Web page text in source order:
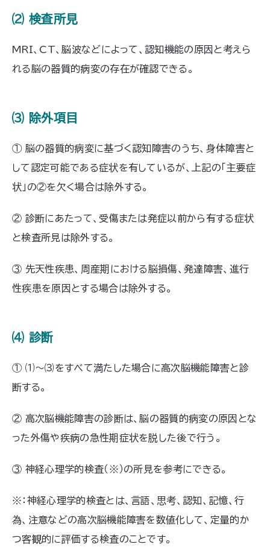
⑵ 検査所見
MRI、CT、脳波などによって、認知機能の原因と考えら
れる脳の器質的病変の存在が確認できる。
⑶ 除外項目
① 脳の器質的病変に基づく認知障害のうち、身体障害と
して認定可能である症状を有しているが、上記の「主要症
状」の②を欠く場合は除外する。
② 診断にあたって、受傷または発症以前から有する症状
と検査所見は除外する。
③ 先天性疾患、周産期における脳損傷、発達障害、進行
性疾患を原因とする場合は除外する。
⑷ 診断
① ⑴〜⑶をすべて満たした場合に高次脳機能障害と診
断する。
② 高次脳機能障害の診断は、脳の器質的病変の原因とな
った外傷や疾病の急性期症状を脱した後で行う。
③ 神経心理学的検査（※）の所見を参考にできる。
※：神経心理学的検査とは、言語、思考、認知、記憶、行
為、注意などの高次脳機能障害を数値化して、定量的か
つ客観的に評価する検査のことです。